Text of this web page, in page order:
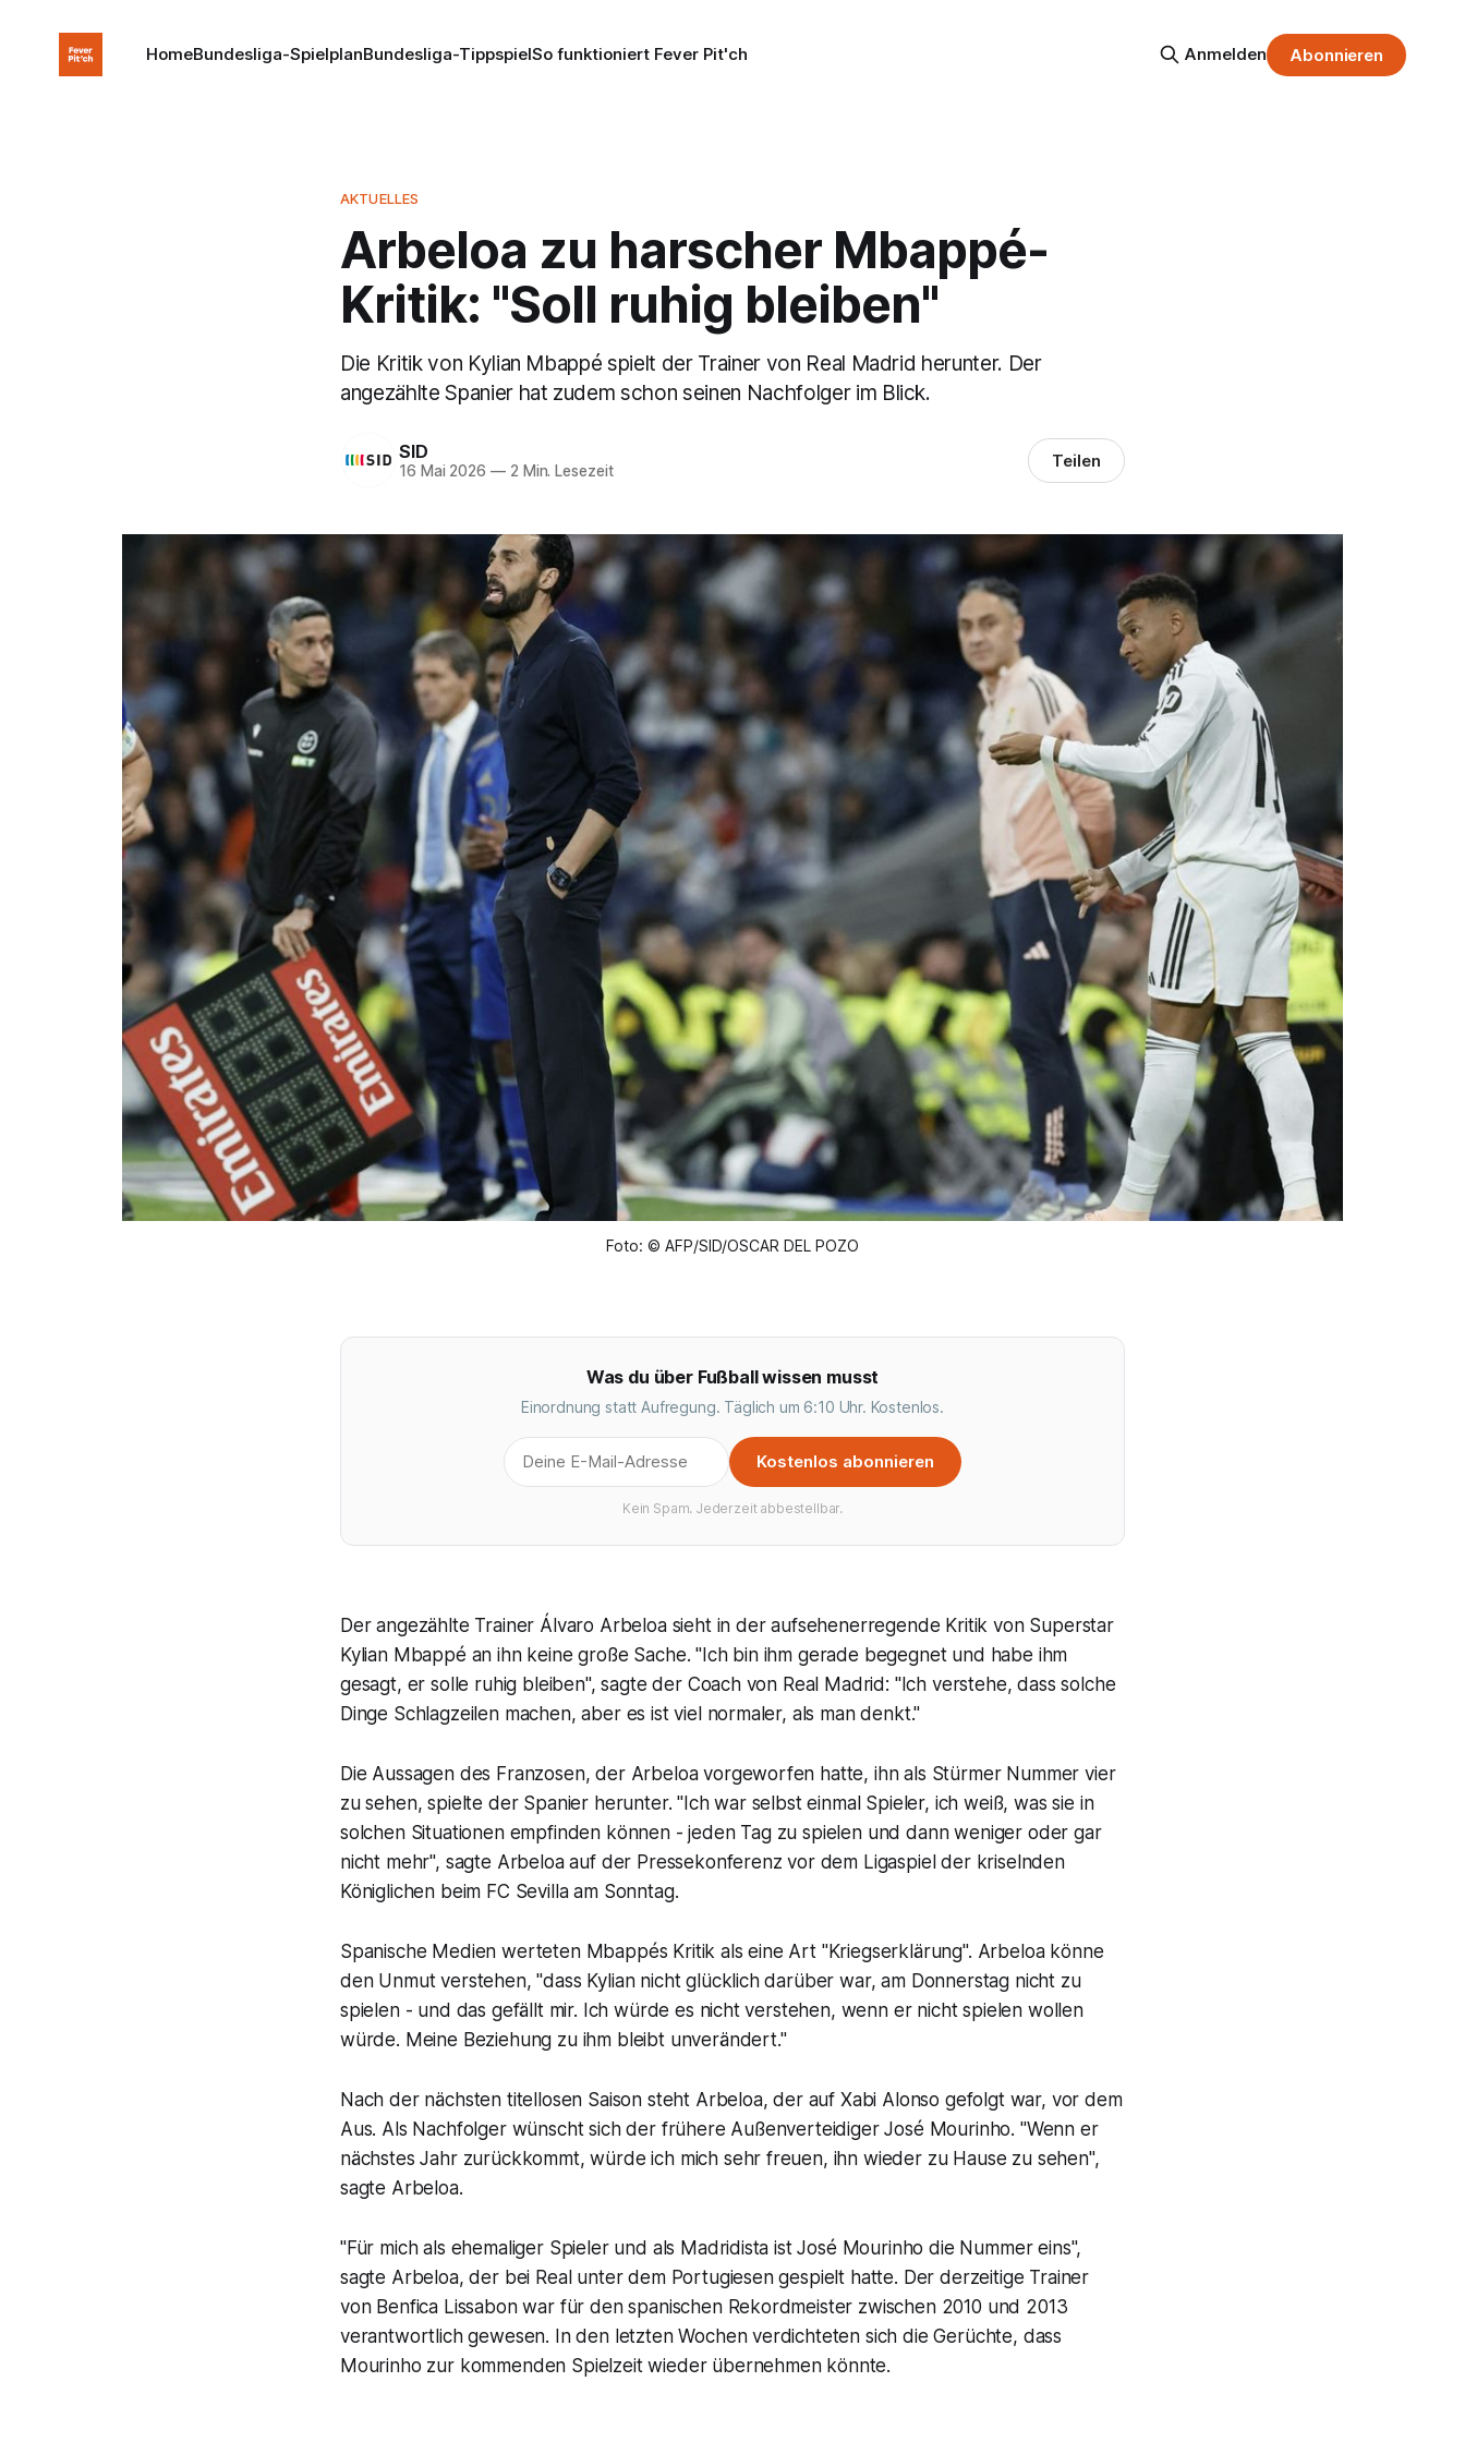
HomeBundesliga-SpielplanBundesliga-TippspielSo funktioniert Fever Pit'ch Anmelden Abonnieren
AKTUELLES
Arbeloa zu harscher Mbappé-
Kritik: "Soll ruhig bleiben"
Die Kritik von Kylian Mbappé spielt der Trainer von Real Madrid herunter. Der
angezählte Spanier hat zudem schon seinen Nachfolger im Blick.
SID
16 Mai 2026 —2 Min. Lesezeit Teilen
Foto: © AFP/SID/OSCAR DEL POZO
Was du über Fußball wissen musst
Einordnung statt Aufregung. Täglich um 6:10 Uhr. Kostenlos.
Kostenlos abonnieren
Kein Spam. Jederzeit abbestellbar.
Der angezählte Trainer Álvaro Arbeloa sieht in der aufsehenerregende Kritik von Superstar
Kylian Mbappé an ihn keine große Sache. "Ich bin ihm gerade begegnet und habe ihm
gesagt, er solle ruhig bleiben", sagte der Coach von Real Madrid: "Ich verstehe, dass solche
Dinge Schlagzeilen machen, aber es ist viel normaler, als man denkt."
Die Aussagen des Franzosen, der Arbeloa vorgeworfen hatte, ihn als Stürmer Nummer vier
zu sehen, spielte der Spanier herunter. "Ich war selbst einmal Spieler, ich weiß, was sie in
solchen Situationen empfinden können - jeden Tag zu spielen und dann weniger oder gar
nicht mehr", sagte Arbeloa auf der Pressekonferenz vor dem Ligaspiel der kriselnden
Königlichen beim FC Sevilla am Sonntag.
Spanische Medien werteten Mbappés Kritik als eine Art "Kriegserklärung". Arbeloa könne
den Unmut verstehen, "dass Kylian nicht glücklich darüber war, am Donnerstag nicht zu
spielen - und das gefällt mir. Ich würde es nicht verstehen, wenn er nicht spielen wollen
würde. Meine Beziehung zu ihm bleibt unverändert."
Nach der nächsten titellosen Saison steht Arbeloa, der auf Xabi Alonso gefolgt war, vor dem
Aus. Als Nachfolger wünscht sich der frühere Außenverteidiger José Mourinho. "Wenn er
nächstes Jahr zurückkommt, würde ich mich sehr freuen, ihn wieder zu Hause zu sehen",
sagte Arbeloa.
"Für mich als ehemaliger Spieler und als Madridista ist José Mourinho die Nummer eins",
sagte Arbeloa, der bei Real unter dem Portugiesen gespielt hatte. Der derzeitige Trainer
von Benfica Lissabon war für den spanischen Rekordmeister zwischen 2010 und 2013
verantwortlich gewesen. In den letzten Wochen verdichteten sich die Gerüchte, dass
Mourinho zur kommenden Spielzeit wieder übernehmen könnte.